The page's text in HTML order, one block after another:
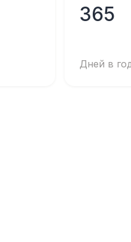
365
Дней в